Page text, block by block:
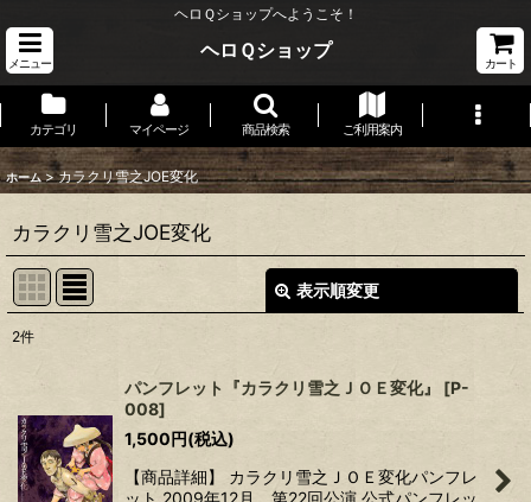
ヘロＱショップへようこそ！
メニュー
ヘロＱショップ
カート
カテゴリ マイページ 商品検索 ご利用案内
ホーム > カラクリ雪之JOE変化
カラクリ雪之JOE変化
表示順変更
並び順:
絞り込む
2件
パンフレット『カラクリ雪之ＪＯＥ変化』 [P-
008]
1,500円(税込)
【商品詳細】 カラクリ雪之ＪＯＥ変化パンフレ
ット 2009年12月 第22回公演 公式パンフレッ